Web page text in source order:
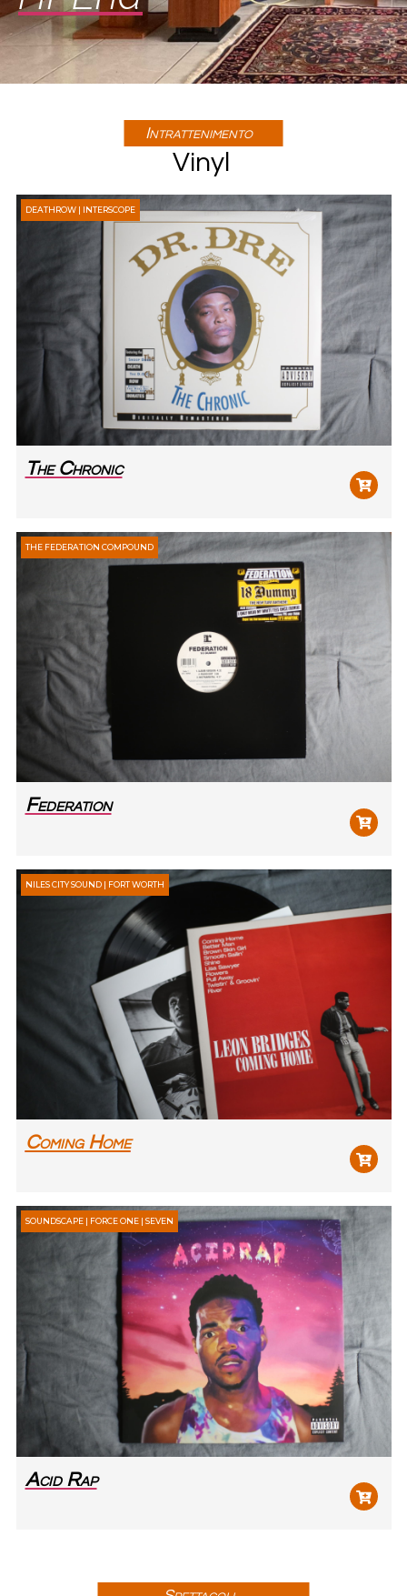
Intrattenimento
Vinyl
The Chronic
DEATHROW | INTERSCOPE
Federation
THE FEDERATION COMPOUND
Coming Home
NILES CITY SOUND | FORT WORTH
Acid Rap
SOUNDSCAPE | FORCE ONE | SEVEN